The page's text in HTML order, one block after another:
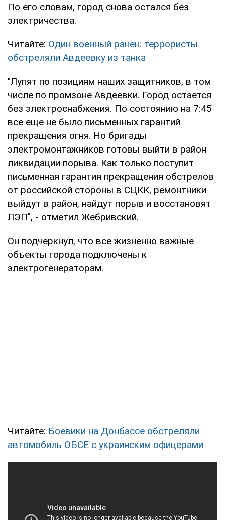
По его словам, город снова остался без
электричества.
Читайте: Один военный ранен: террористы
обстреляли Авдеевку из танка
"Лупят по позициям наших защитников, в том
числе по промзоне Авдеевки. Город остается
без электроснабжения. По состоянию на 7:45
все еще не было письменных гарантий
прекращения огня. Но бригады
электромонтажников готовы выйти в район
ликвидации порыва. Как только поступит
письменная гарантия прекращения обстрелов
от российской стороны в СЦКК, ремонтники
выйдут в район, найдут порыв и восстановят
ЛЭП", - отметил Жебривский.
Он подчеркнул, что все жизненно важные
объекты города подключены к
электрогенераторам.
Читайте: Боевики на Донбассе обстреляли
автомобиль ОБСЕ с украинским офицерами